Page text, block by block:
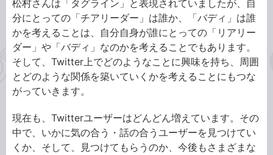
松村さんは「タグライン」と表現されていましたが、自
分にとっての「チアリーダー」は誰か、「バディ」は誰
かを考えることは、自分自身が誰にとっての「リアリー
ダー」や「バディ」なのかを考えることでもあります。
そして、Twitter上でどのようなことに興味を持ち、周囲
とどのような関係を築いていくかを考えることにもつな
がっていきます。
現在も、Twitterユーザーはどんどん増えています。その
中で、いかに気の合う・話の合うユーザーを見つけてい
くか、そして、見つけてもらうのか、今後もさまざまな